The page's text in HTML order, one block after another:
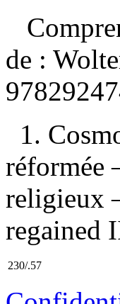
de :
1.
réformée
religieux
regained
230/.57